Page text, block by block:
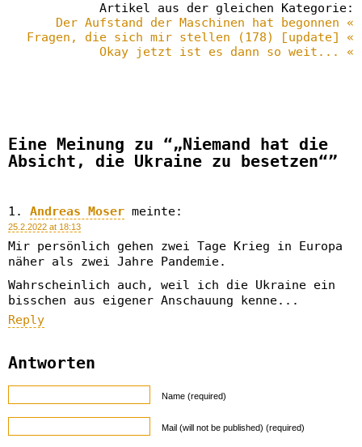
Artikel aus der gleichen Kategorie:
Der Aufstand der Maschinen hat begonnen «
Fragen, die sich mir stellen (178) [update] «
Okay jetzt ist es dann so weit... «
Eine Meinung zu “„Niemand hat die
Absicht, die Ukraine zu besetzen“”
Andreas Moser meinte:
25.2.2022 at 18:13
Mir persönlich gehen zwei Tage Krieg in Europa
näher als zwei Jahre Pandemie.
Wahrscheinlich auch, weil ich die Ukraine ein
bisschen aus eigener Anschauung kenne...
Reply
Antworten
Name (required)
Mail (will not be published) (required)